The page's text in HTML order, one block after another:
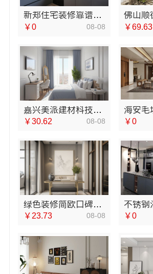
新郑住宅装修靠谱吗，河南璟臻环保建材有限公司标准化施工
￥0 08-08 ￥69.63
嘉兴美派建材科技：家装装修环保材料靠谱商家
￥30.62 08-08 ￥0
绿色装修简欧口碑选江西尚宅尚品新型环保材料有限公司
￥23.73 08-08 ￥0